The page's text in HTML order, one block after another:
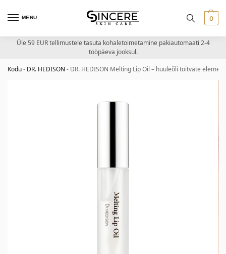
MENU 0
Üle 59 EUR tellimustele tasuta kohaletoimetamine pakiautomaati 2-4
tööpäeva jooksul.
Kodu- DR. HEDISON - DR. HEDISON Melting Lip Oil – huuleõli toitvate